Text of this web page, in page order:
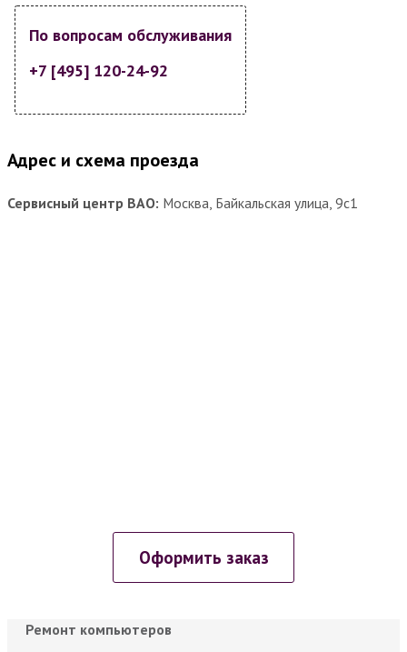
По вопросам обслуживания
+7 [495] 120-24-92
Адрес и схема проезда
Сервисный центр ВАО: Москва, Байкальская улица, 9с1
Оформить заказ
Ремонт компьютеров